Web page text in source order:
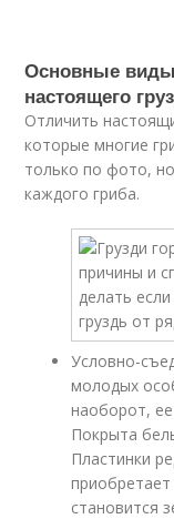
Основные виды
настоящего
Отличить
которые многие
только по фото,
каждого гриба.
Условно-
молодых
наоборот,
Покрыта
Пластинки
становится